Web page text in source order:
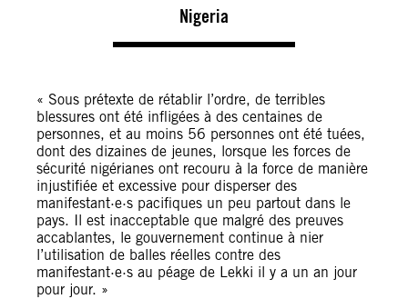
Nigeria
« Sous prétexte de rétablir l’ordre, de terribles
blessures ont été infligées à des centaines de
personnes, et au moins 56 personnes ont été tuées,
dont des dizaines de jeunes, lorsque les forces de
sécurité nigérianes ont recouru à la force de manière
injustifiée et excessive pour disperser des
manifestant·e·s pacifiques un peu partout dans le
pays. Il est inacceptable que malgré des preuves
accablantes, le gouvernement continue à nier
l’utilisation de balles réelles contre des
manifestant·e·s au péage de Lekki il y a un an jour
pour jour. »